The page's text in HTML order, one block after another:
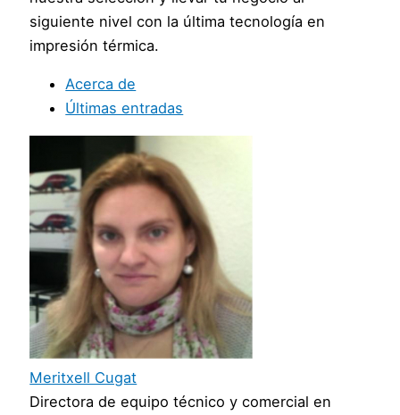
siguiente nivel con la última tecnología en
impresión térmica.
Acerca de
Últimas entradas
Meritxell Cugat
Directora de equipo técnico y comercial en